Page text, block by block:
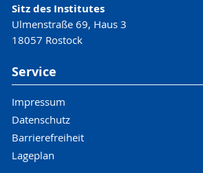
Sitz des Institutes
Ulmenstraße 69, Haus 3
18057 Rostock
Service
Impressum
Datenschutz
Barrierefreiheit
Lageplan